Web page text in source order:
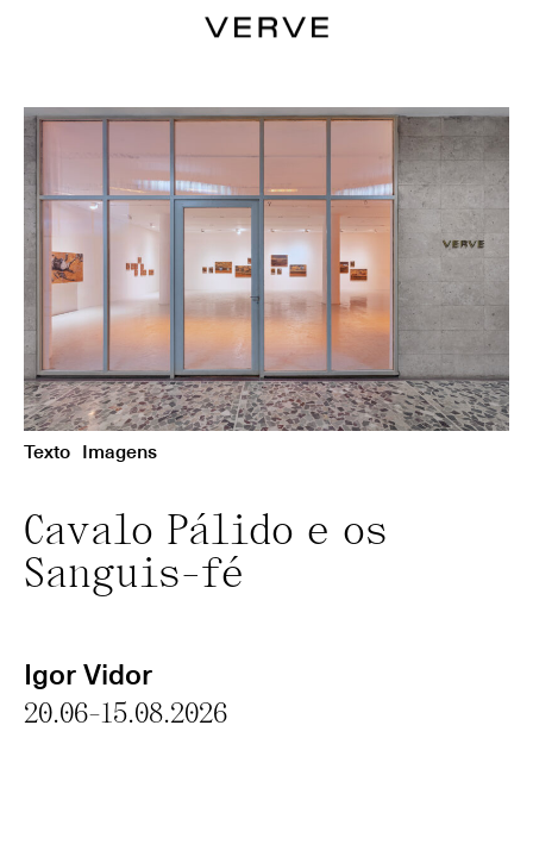
Texto Imagens
Cavalo Pálido e os
Sanguis-fé
Igor Vidor
20.06-15.08.2026